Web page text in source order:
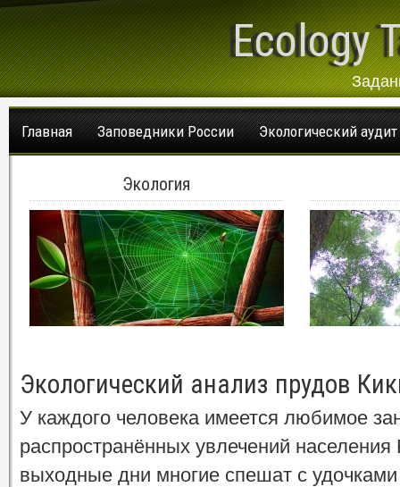
Ecology
Главная Заповедники России Экологический аудит
Экология
Экологический анализ прудов
У каждого человека имеется любимое
распространённых увлечений населения
выходные дни многие спешат с